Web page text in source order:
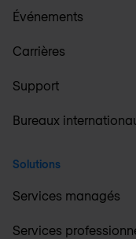
Événements
Carrières
Support
Bureaux
Solutions
Services managés
Services